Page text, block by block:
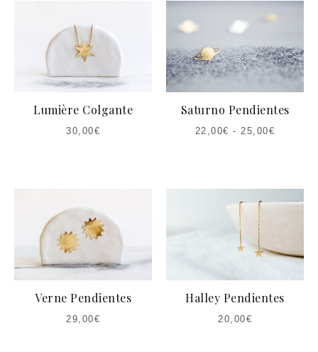
22,00€.
Lumière Colgante
30,00€
Saturno Pendientes
22,00€ -25,00€
Verne Pendientes
29,00€
Halley Pendientes
20,00€